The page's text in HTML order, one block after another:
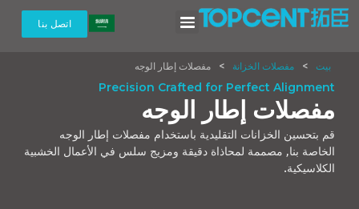
اتصل بنا
بيت > مفصلات الخزانة > مفصلات إطار الوجه
Precision Crafted for Perfect Alignment
مفصلات إطار الوجه
قم بتحسين الخزانات التقليدية باستخدام مفصلات إطار الوجه
الخاصة بنا, مصممة لمحاذاة دقيقة ومزيج سلس في الأعمال الخشبية
الكلاسيكية.